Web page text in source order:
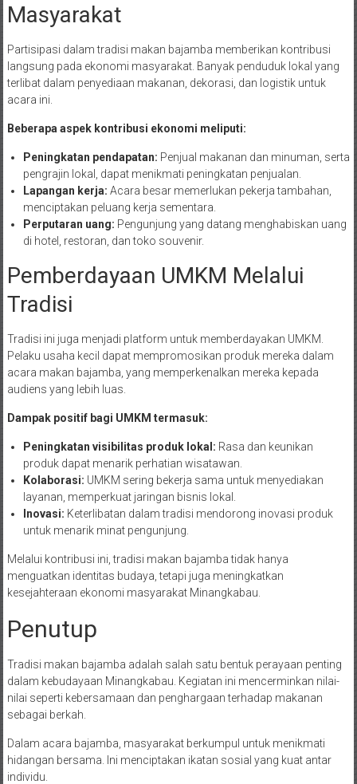
Masyarakat
Partisipasi dalam tradisi makan bajamba memberikan kontribusi
langsung pada ekonomi masyarakat. Banyak penduduk lokal yang
terlibat dalam penyediaan makanan, dekorasi, dan logistik untuk
acara ini.
Beberapa aspek kontribusi ekonomi meliputi:
Peningkatan pendapatan: Penjual makanan dan minuman, serta
pengrajin lokal, dapat menikmati peningkatan penjualan.
Lapangan kerja: Acara besar memerlukan pekerja tambahan,
menciptakan peluang kerja sementara.
Perputaran uang: Pengunjung yang datang menghabiskan uang
di hotel, restoran, dan toko souvenir.
Pemberdayaan UMKM Melalui
Tradisi
Tradisi ini juga menjadi platform untuk memberdayakan UMKM.
Pelaku usaha kecil dapat mempromosikan produk mereka dalam
acara makan bajamba, yang memperkenalkan mereka kepada
audiens yang lebih luas.
Dampak positif bagi UMKM termasuk:
Peningkatan visibilitas produk lokal: Rasa dan keunikan
produk dapat menarik perhatian wisatawan.
Kolaborasi: UMKM sering bekerja sama untuk menyediakan
layanan, memperkuat jaringan bisnis lokal.
Inovasi: Keterlibatan dalam tradisi mendorong inovasi produk
untuk menarik minat pengunjung.
Melalui kontribusi ini, tradisi makan bajamba tidak hanya
menguatkan identitas budaya, tetapi juga meningkatkan
kesejahteraan ekonomi masyarakat Minangkabau.
Penutup
Tradisi makan bajamba adalah salah satu bentuk perayaan penting
dalam kebudayaan Minangkabau. Kegiatan ini mencerminkan nilai-
nilai seperti kebersamaan dan penghargaan terhadap makanan
sebagai berkah.
Dalam acara bajamba, masyarakat berkumpul untuk menikmati
hidangan bersama. Ini menciptakan ikatan sosial yang kuat antar
individu.